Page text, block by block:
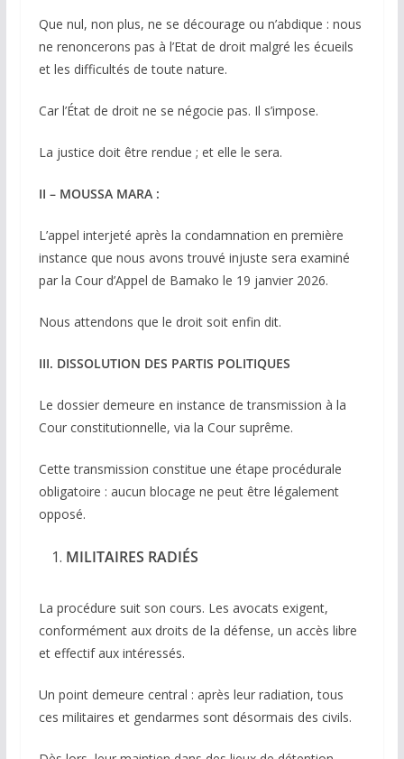
Que nul, non plus, ne se décourage ou n’abdique : nous
ne renoncerons pas à l’Etat de droit malgré les écueils
et les difficultés de toute nature.
Car l’État de droit ne se négocie pas. Il s’impose.
La justice doit être rendue ; et elle le sera.
II – MOUSSA MARA :
L’appel interjeté après la condamnation en première
instance que nous avons trouvé injuste sera examiné
par la Cour d’Appel de Bamako le 19 janvier 2026.
Nous attendons que le droit soit enfin dit.
III. DISSOLUTION DES PARTIS POLITIQUES
Le dossier demeure en instance de transmission à la
Cour constitutionnelle, via la Cour suprême.
Cette transmission constitue une étape procédurale
obligatoire : aucun blocage ne peut être légalement
opposé.
MILITAIRES RADIÉS
La procédure suit son cours. Les avocats exigent,
conformément aux droits de la défense, un accès libre
et effectif aux intéressés.
Un point demeure central : après leur radiation, tous
ces militaires et gendarmes sont désormais des civils.